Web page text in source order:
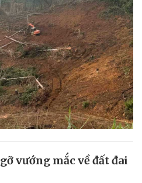
vướng mắc về đất đai